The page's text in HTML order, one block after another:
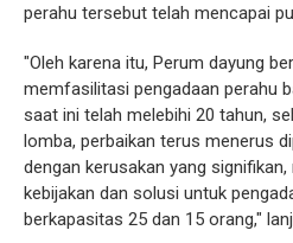
perahu tersebut telah mencapai
"Oleh karena itu, Perum dayung
memfasilitasi pengadaan perahu
saat ini telah melebihi 20 tahun,
lomba, perbaikan terus menerus
dengan kerusakan yang
kebijakan dan solusi untuk
berkapasitas 25 dan 15 orang,"